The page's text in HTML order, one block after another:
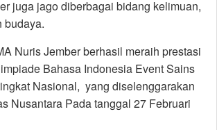
juga jago diberbagai bidang kelimuan,
budaya.
Nuris Jember berhasil meraih prestasi
Bahasa Indonesia Event Sains
Nasional, yang diselenggarakan
Nusantara Pada tanggal 27 Februari